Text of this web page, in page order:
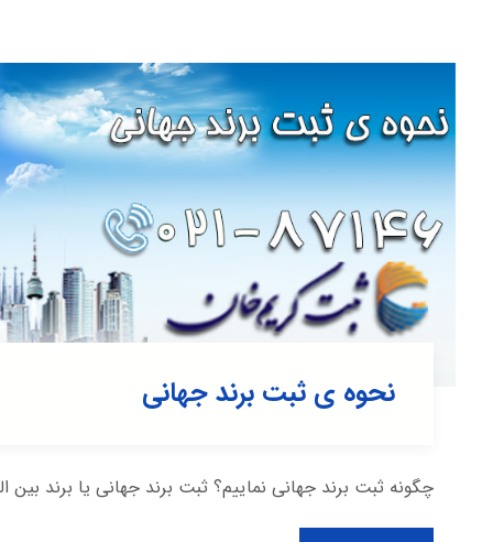
نحوه ی ثبت برند جهانی
چگونه ثبت برند جهانی نماییم؟ ثبت برند جهانی یا برند